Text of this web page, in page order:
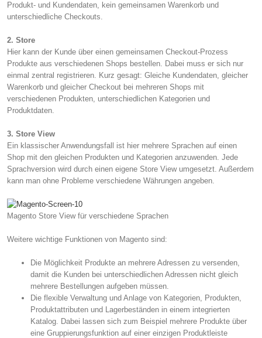
Produkt- und Kundendaten, kein gemeinsamen Warenkorb und
unterschiedliche Checkouts.
2. Store
Hier kann der Kunde über einen gemeinsamen Checkout-Prozess
Produkte aus verschiedenen Shops bestellen. Dabei muss er sich nur
einmal zentral registrieren. Kurz gesagt: Gleiche Kundendaten, gleicher
Warenkorb und gleicher Checkout bei mehreren Shops mit
verschiedenen Produkten, unterschiedlichen Kategorien und
Produktdaten.
3. Store View
Ein klassischer Anwendungsfall ist hier mehrere Sprachen auf einen
Shop mit den gleichen Produkten und Kategorien anzuwenden. Jede
Sprachversion wird durch einen eigene Store View umgesetzt. Außerdem
kann man ohne Probleme verschiedene Währungen angeben.
Magento Store View für verschiedene Sprachen
Weitere wichtige Funktionen von Magento sind:
Die Möglichkeit Produkte an mehrere Adressen zu versenden,
damit die Kunden bei unterschiedlichen Adressen nicht gleich
mehrere Bestellungen aufgeben müssen.
Die flexible Verwaltung und Anlage von Kategorien, Produkten,
Produktattributen und Lagerbeständen in einem integrierten
Katalog. Dabei lassen sich zum Beispiel mehrere Produkte über
eine Gruppierungsfunktion auf einer einzigen Produktleiste